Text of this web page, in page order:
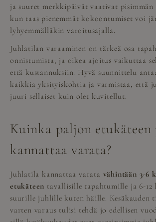
ja suuret merkkipäivät vaativat
kun taas pienemmät kokoontumiset voi
lyhyemmälläkin varoitusajalla.
Juhlatilan varaaminen on tärkeä osa
onnistumista, ja oikea ajoitus vaikuttaa
että kustannuksiin. Hyvä suunnittelu
kaikkia yksityiskohtia ja varmistaa, että
juuri sellaiset kuin olet kuvitellut.
Kuinka paljon
kannattaa varata?
Juhlatila kannattaa varata vähintään 3-6
etukäteen tavallisille tapahtumille ja 6-12
suurille juhlille kuten häille. Kesäkauden
varten varaus tulisi tehdä jo edellisen